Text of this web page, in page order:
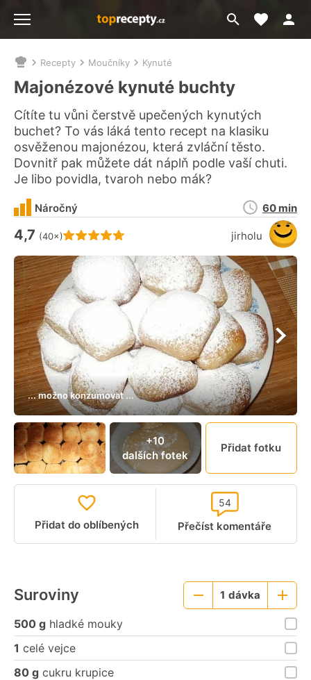
Přejít
na
Moje
Nacházíte
se
zde:
Recepty Moučníky Kynuté
Majonézové kynuté buchty
Cítíte tu vůni čerstvě upečených kynutých
buchet? To vás láká tento recept na klasiku
osvěženou majonézou, která zvláční těsto.
Dovnitř pak můžete dát náplň podle vaší chuti.
Je libo povidla, tvaroh nebo mák?
Hodnocení receptu je
4,7 (40×) jirholu
Náročný
Doba
přípravy
60 min
... možno konzumovat ...
+10
dalších fotek
Přidat fotku
Přidat do oblíbených Přečíst komentáře
54
Suroviny
Menší
1 dávka
Větší
porce
500 g hladké mouky
1 celé vejce
80 g cukru krupice